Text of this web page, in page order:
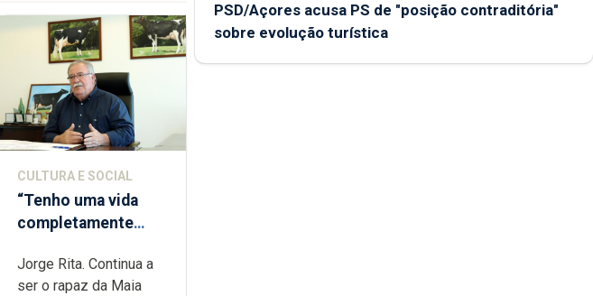
CULTURA E SOCIAL
“Tenho uma vida
completamente
dedicação, gosto e
muita paixão”
Jorge Rita. Continua a
ser o rapaz da Maia
PSD/Açores acusa PS de "posição contraditória"
sobre evolução turística